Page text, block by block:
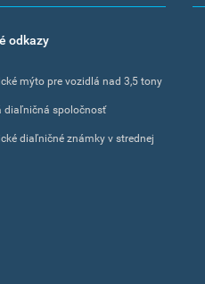
odkazy
mýto pre vozidlá nad 3,5 tony
diaľničná spoločnosť
diaľničné známky v strednej